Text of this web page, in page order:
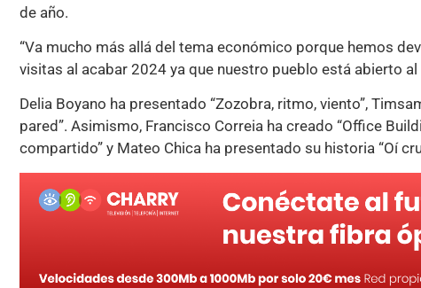
de año.
“Va mucho más allá del tema económico porque hemos
visitas al acabar 2024 ya que nuestro pueblo está abierto
Delia Boyano ha presentado “Zozobra, ritmo, viento”,
pared”. Asimismo, Francisco Correia ha creado “Office
compartido” y Mateo Chica ha presentado su historia “Oí